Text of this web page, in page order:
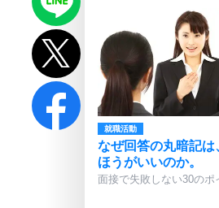
就職活動
なぜ回答の丸暗記は
ほうがいいのか。
面接で失敗しない30のポ